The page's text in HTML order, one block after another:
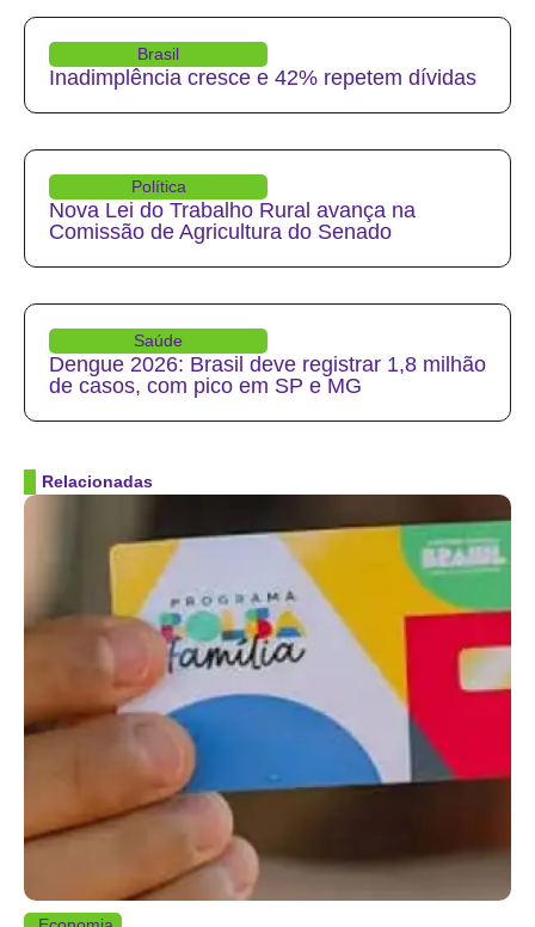
Brasil
Inadimplência cresce e 42% repetem dívidas
Política
Nova Lei do Trabalho Rural avança na
Comissão de Agricultura do Senado
Saúde
Dengue 2026: Brasil deve registrar 1,8 milhão
de casos, com pico em SP e MG
Relacionadas